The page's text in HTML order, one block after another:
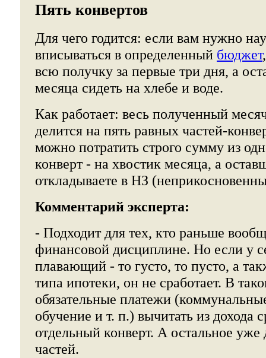
Пять конвертов
Для чего годится: если вам нужно
вписываться в определенный бюджет
всю получку за первые три дня, а
месяца сидеть на хлебе и воде.
Как работает: весь полученный
делится на пять равных частей-
можно потратить строго сумму из
конверт - на хвостик месяца, а
откладываете в НЗ
Комментарий эксперта:
- Подходит для тех, кто раньше
финансовой дисциплине. Но если у
плавающий - то густо, то пусто, а
типа ипотеки, он не сработает. В
обязательные платежи
обучение и т. п.) вычитать из дохода
отдельный конверт. А остальное уже
частей.